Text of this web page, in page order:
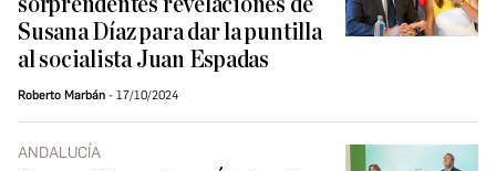
sorprendentes revelaciones de
Susana Díaz para dar la puntilla
al socialista Juan Espadas
Roberto Marbán 17/10/2024
ANDALUCÍA